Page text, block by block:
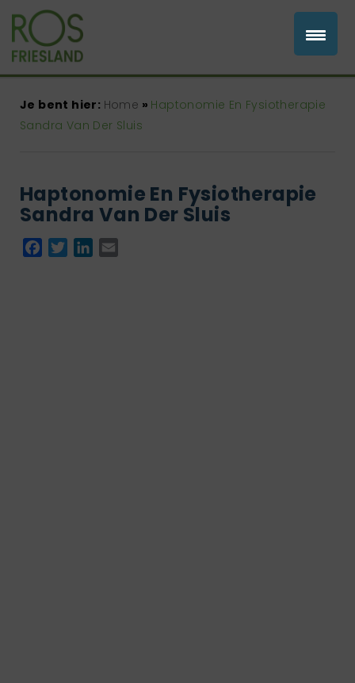
Je bent hier: Home » Haptonomie En Fysiotherapie
Sandra Van Der Sluis
Haptonomie En Fysiotherapie
Sandra Van Der Sluis
Facebook
TwitterLinkedIn